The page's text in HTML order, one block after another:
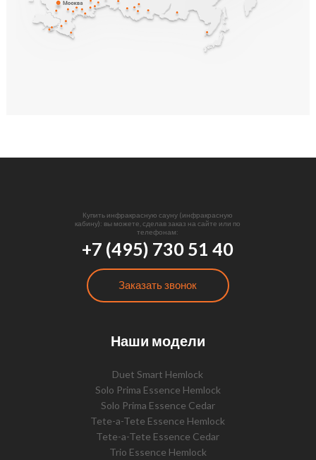
Купить инфракрасную сауну (инфракрасную
кабину): вы можете, сделав заказ на сайте или по
телефонам:
+7 (495) 730 51 40
Заказать звонок
Наши модели
Duet Smart Hemlock
Solo Prima Essence Hemlock
Solo Prima Essence Cedar
Tete-a-Tete Essence Hemlock
Tete-a-Tete Essence Cedar
Trio Essence Hemlock